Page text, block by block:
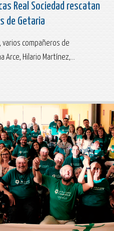
Real Sociedad rescatan
de Getaria
compañeros de
Arce, Hilario Martínez,...